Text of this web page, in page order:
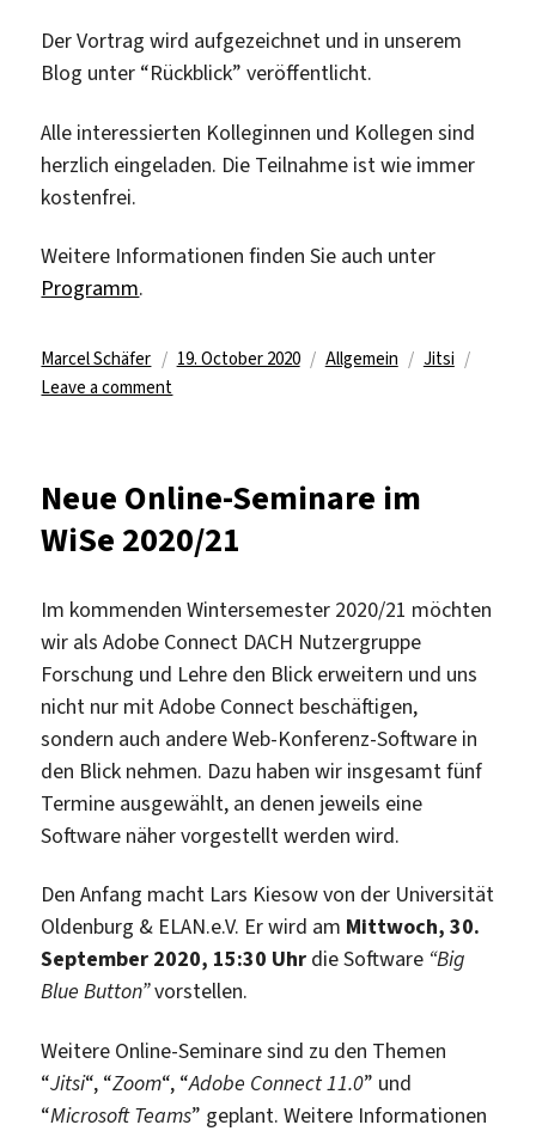
Der Vortrag wird aufgezeichnet und in unserem
Blog unter “Rückblick” veröffentlicht.
Alle interessierten Kolleginnen und Kollegen sind
herzlich eingeladen. Die Teilnahme ist wie immer
kostenfrei.
Weitere Informationen finden Sie auch unter
Programm.
Author
Marcel Schäfer
Posted
19. October 2020 Categories
Allgemein Tags
Jitsi
Leave a comment
im
WiSe
2020/21
28.10.2020
Neue Online-Seminare im
WiSe 2020/21
Im kommenden Wintersemester 2020/21 möchten
wir als Adobe Connect DACH Nutzergruppe
Forschung und Lehre den Blick erweitern und uns
nicht nur mit Adobe Connect beschäftigen,
sondern auch andere Web-Konferenz-Software in
den Blick nehmen. Dazu haben wir insgesamt fünf
Termine ausgewählt, an denen jeweils eine
Software näher vorgestellt werden wird.
Den Anfang macht Lars Kiesow von der Universität
Oldenburg & ELAN.e.V. Er wird am Mittwoch, 30.
September 2020, 15:30 Uhr die Software “Big
Blue Button”vorstellen.
Weitere Online-Seminare sind zu den Themen
“Jitsi“, “Zoom“, “Adobe Connect 11.0” und
“Microsoft Teams” geplant. Weitere Informationen